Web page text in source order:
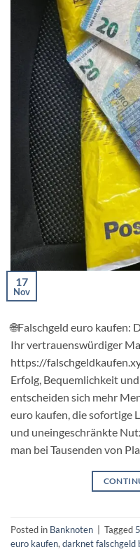
17
Nov
🌐Falschgeld euro kaufen:
Ihr vertrauenswürdiger
https://
Erfolg, Bequemlichkeit
entscheiden sich mehr
euro kaufen, die sofortige
und uneingeschränkte
man bei Tausenden von
Posted in Banknoten Tagged
euro kaufen​, darknet falschgeld